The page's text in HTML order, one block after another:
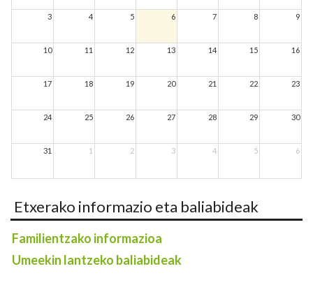
3 4 5 6 7 8 9
10 11 12 13 14 15 16
17 18 19 20 21 22 23
24 25 26 27 28 29 30
31 1 2 3 4 5 6
Etxerako informazio eta baliabideak
Familientzako informazioa
Umeekin lantzeko baliabideak